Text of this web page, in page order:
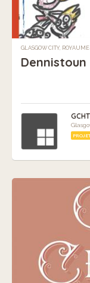
GLASGOW CITY,
GCHT